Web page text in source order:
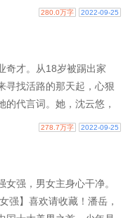
？你是谁家的傻子..
280.0万字 2022-09-25
奇才。从18岁被踢出家
寻找活路的那天起，心狠
的代言词。她，沈云悠，
先是在光天化...
278.7万字 2022-09-25
女强，男女主身心干净。
强】喜欢请收藏！潘岳，